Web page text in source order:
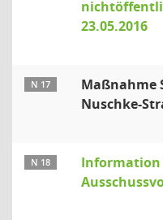
23.05.2016
N 17
Maßnahme
Nuschke-
N 18
Information